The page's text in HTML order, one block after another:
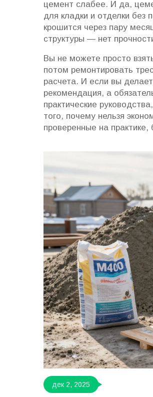
цемент слабее. И да,
для кладки и отделки без
крошится через пару
структуры — нет
Вы не можете просто
потом ремонтировать
расчета. И если вы
рекомендация, а
практические
того, почему нельзя
проверенные на
дек 2, 2025